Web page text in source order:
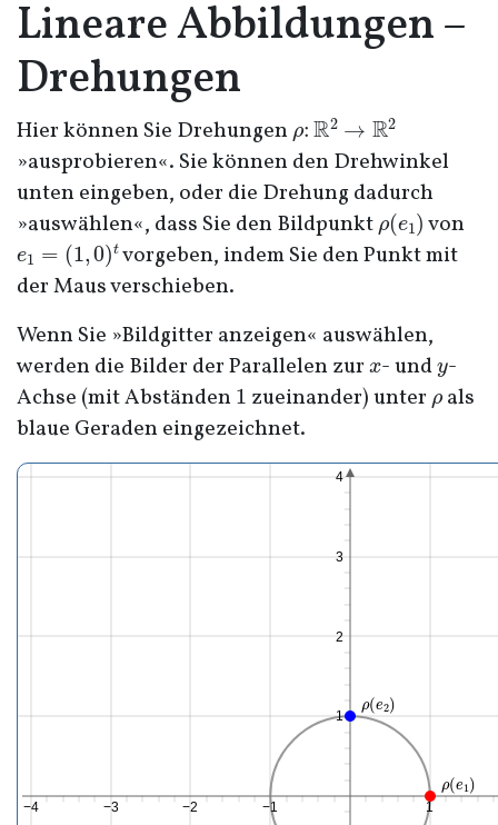
Lineare Abbildungen –
Drehungen
Hier können Sie Drehungen R2→ 2
»ausprobieren«. Sie können den Drehwinkel
unten eingeben, oder die Drehung dadurch
»auswählen«, dass Sie den Bildpunkt
(e ) von
1 = ,0) t
vorgeben, indem Sie den Punkt mit
der Maus verschieben.
Wenn Sie »Bildgitter anzeigen« auswählen,
werden die Bilder der Parallelen zur x- und -
Achse (mit Abständen1 zueinander) unter ρals
blaue Geraden eingezeichnet.
1
−1
−2
−3
−4
1
2
3
4
ρ( 1
ρ( 2